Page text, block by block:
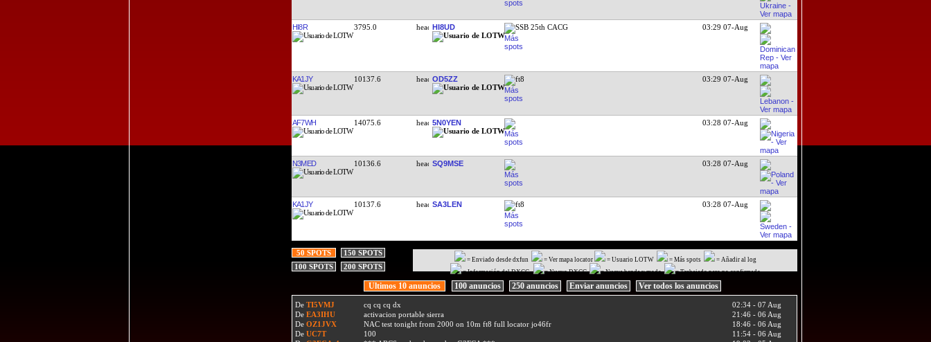
HI8R 3795.0 HI8UD SSB 25th CACG 03:29 07-Aug
KA1JY 10137.6 OD5ZZ ft8 03:29 07-Aug
AF7WH 14075.6 5N0YEN 03:28 07-Aug
N3MED 10136.6 SQ9MSE 03:28 07-Aug
KA1JY 10137.6 SA3LEN ft8 03:28 07-Aug
50 SPOTS
150 SPOTS
100 SPOTS
200 SPOTS
= Enviado desde dxfun = Ver mapa locator = Usuario LOTW = Más spots
= Añadir al log
= Información del DXCC
= Nuevo DXCC = Nueva banda y modo = Trabajado pero no confirmado
Ultimos 10 anuncios 100 anuncios 250 anuncios Enviar anuncios Ver todos los anuncios
De TI5VMJ cq cq cq dx
02:34 - 07 Aug
De EA3IHU activacion portable sierra
21:46 - 06 Aug
De OZ1JVX NAC test tonight from 2000 on 10m ft8 full locator jo46fr
18:46 - 06 Aug
De UC7T 100
11:54 - 06 Aug